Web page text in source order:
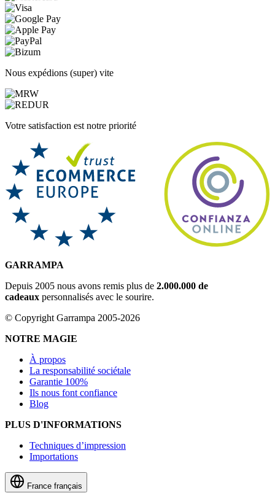
Nous expédions (super) vite
Votre satisfaction est notre priorité
GARRAMPA
Depuis 2005 nous avons remis plus de 2.000.000 de
cadeaux personnalisés avec le sourire.
© Copyright Garrampa 2005-2026
NOTRE MAGIE
À propos
La responsabilité sociétale
Garantie 100%
Ils nous font confiance
Blog
PLUS D'INFORMATIONS
Techniques d’impression
Importations
France français